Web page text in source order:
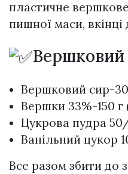
пластичне
пишної маси,
Вершковий сир-
Вершки 33%-150 г
Цукрова пудра
Ванільний цукор
Все разом збити до